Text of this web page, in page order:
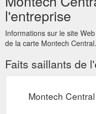
l'entreprise
Informations sur le site
de la carte Montech Central.
Faits saillants de
Montech Central